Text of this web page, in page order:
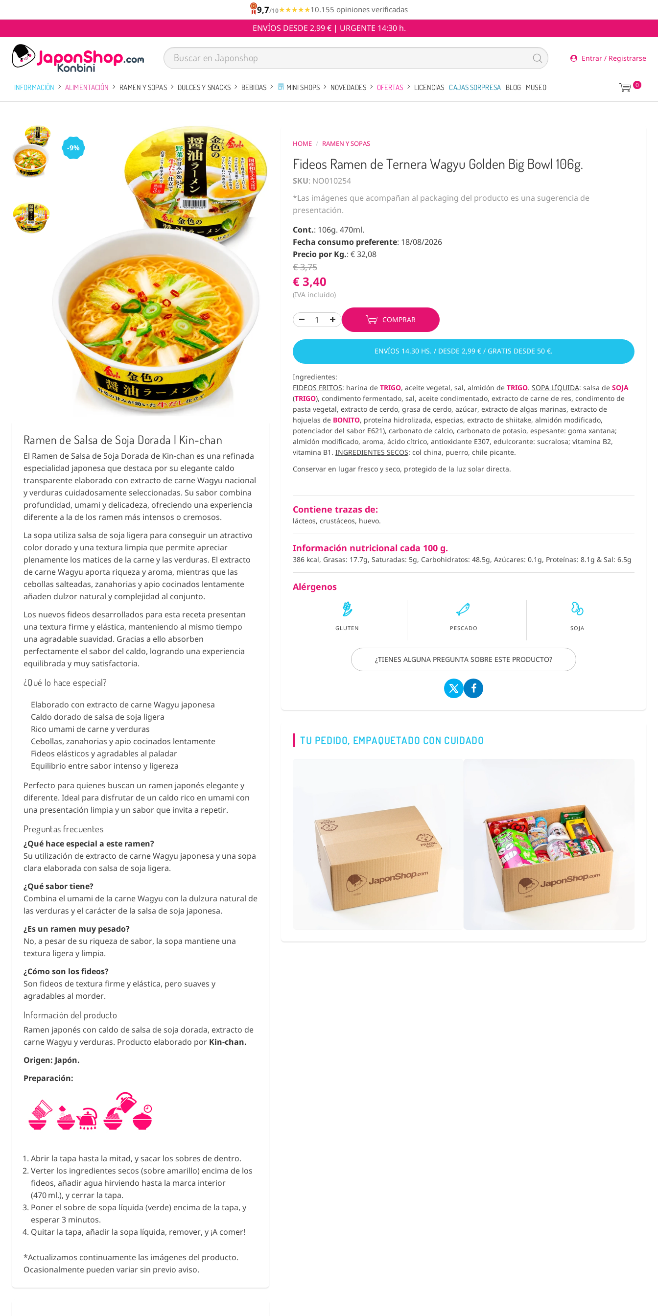
9,7/10★★★★★
★★★★★10.155 opiniones verificadas
ENVÍOS DESDE 2,99 € | URGENTE 14:30 h.
Entrar / Registrarse
INFORMACIÓN ALIMENTACIÓN RAMEN Y SOPAS DULCES Y SNACKS BEBIDAS MINI SHOPS NOVEDADES OFERTAS LICENCIAS CAJAS SORPRESA BLOG MUSEO 0
-9%
Ramen de Salsa de Soja Dorada | Kin-chan
El Ramen de Salsa de Soja Dorada de Kin-chan es una refinada
especialidad japonesa que destaca por su elegante caldo
transparente elaborado con extracto de carne Wagyu nacional
y verduras cuidadosamente seleccionadas. Su sabor combina
profundidad, umami y delicadeza, ofreciendo una experiencia
diferente a la de los ramen más intensos o cremosos.
La sopa utiliza salsa de soja ligera para conseguir un atractivo
color dorado y una textura limpia que permite apreciar
plenamente los matices de la carne y las verduras. El extracto
de carne Wagyu aporta riqueza y aroma, mientras que las
cebollas salteadas, zanahorias y apio cocinados lentamente
añaden dulzor natural y complejidad al conjunto.
Los nuevos fideos desarrollados para esta receta presentan
una textura firme y elástica, manteniendo al mismo tiempo
una agradable suavidad. Gracias a ello absorben
perfectamente el sabor del caldo, logrando una experiencia
equilibrada y muy satisfactoria.
¿Qué lo hace especial?
Elaborado con extracto de carne Wagyu japonesa
Caldo dorado de salsa de soja ligera
Rico umami de carne y verduras
Cebollas, zanahorias y apio cocinados lentamente
Fideos elásticos y agradables al paladar
Equilibrio entre sabor intenso y ligereza
Perfecto para quienes buscan un ramen japonés elegante y
diferente. Ideal para disfrutar de un caldo rico en umami con
una presentación limpia y un sabor que invita a repetir.
Preguntas frecuentes
¿Qué hace especial a este ramen?
Su utilización de extracto de carne Wagyu japonesa y una sopa
clara elaborada con salsa de soja ligera.
¿Qué sabor tiene?
Combina el umami de la carne Wagyu con la dulzura natural de
las verduras y el carácter de la salsa de soja japonesa.
¿Es un ramen muy pesado?
No, a pesar de su riqueza de sabor, la sopa mantiene una
textura ligera y limpia.
¿Cómo son los fideos?
Son fideos de textura firme y elástica, pero suaves y
agradables al morder.
Información del producto
Ramen japonés con caldo de salsa de soja dorada, extracto de
carne Wagyu y verduras. Producto elaborado por Kin-chan.
Origen: Japón.
Preparación:
Abrir la tapa hasta la mitad, y sacar los sobres de dentro.
Verter los ingredientes secos (sobre amarillo) encima de los
fideos, añadir agua hirviendo hasta la marca interior
(470 ml.), y cerrar la tapa.
Poner el sobre de sopa líquida (verde) encima de la tapa, y
esperar 3 minutos.
Quitar la tapa, añadir la sopa líquida, remover, y ¡A comer!
*Actualizamos continuamente las imágenes del producto.
Ocasionalmente pueden variar sin previo aviso.
HOME / RAMEN Y SOPAS
Fideos Ramen de Ternera Wagyu Golden Big Bowl 106g.
SKU: NO010254
*Las imágenes que acompañan al packaging del producto es una sugerencia de
presentación.
Cont.: 106g. 470ml.
Fecha consumo preferente: 18/08/2026
Precio por Kg.: € 32,08
€ 3,75
€ 3,40
(IVA incluído)
COMPRAR
ENVÍOS 14.30 HS. / DESDE 2,99 € / GRATIS DESDE 50 €.
Ingredientes:
FIDEOS FRITOS: harina de TRIGO, aceite vegetal, sal, almidón de TRIGO. SOPA LÍQUIDA: salsa de SOJA
(TRIGO), condimento fermentado, sal, aceite condimentado, extracto de carne de res, condimento de
pasta vegetal, extracto de cerdo, grasa de cerdo, azúcar, extracto de algas marinas, extracto de
hojuelas de BONITO, proteína hidrolizada, especias, extracto de shiitake, almidón modificado,
potenciador del sabor E621), carbonato de calcio, carbonato de potasio, espesante: goma xantana;
almidón modificado, aroma, ácido cítrico, antioxidante E307, edulcorante: sucralosa; vitamina B2,
vitamina B1. INGREDIENTES SECOS: col china, puerro, chile picante.
Conservar en lugar fresco y seco, protegido de la luz solar directa.
Contiene trazas de:
lácteos, crustáceos, huevo.
Información nutricional cada 100 g.
386 kcal, Grasas: 17.7g, Saturadas: 5g, Carbohidratos: 48.5g, Azúcares: 0.1g, Proteínas: 8.1g & Sal: 6.5g
Alérgenos
GLUTEN PESCADO SOJA
¿TIENES ALGUNA PREGUNTA SOBRE ESTE PRODUCTO?
TU PEDIDO, EMPAQUETADO CON CUIDADO